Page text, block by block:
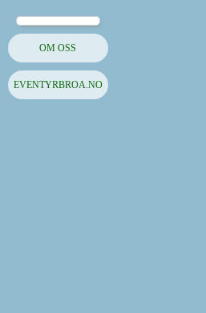
OM OSS
EVENTYRBROA.NO